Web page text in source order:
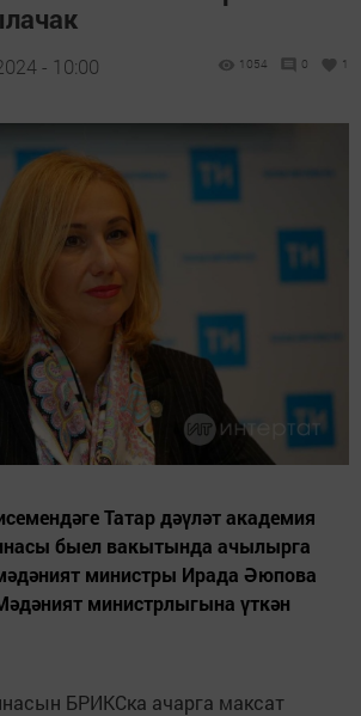
- 10:00 1054 0 1
Татар дәүләт академия
быел вакытында ачылырга
министры Ирада Әюпова
министрлыгына үткән
БРИКСка ачарга максат